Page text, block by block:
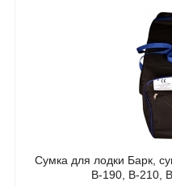
Сумка для лодки Барк,
В-190, В-210,